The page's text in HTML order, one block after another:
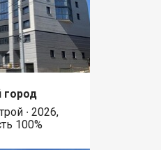
город
∙ 2026,
100%